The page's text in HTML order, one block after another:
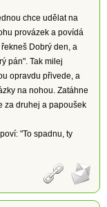
chce udělat na
provázek a povídá
Dobrý den, a
pán". Tak milej
opravdu přivede, a
na nohou. Zatáhne
za druhej a papoušek
"To spadnu, ty